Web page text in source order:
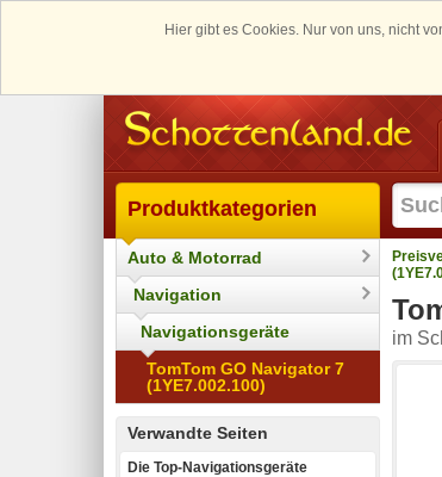
Hier gibt es Cookies. Nur von uns, nicht
Produktkategorien
Auto & Motorrad
Navigation
Navigationsgeräte
TomTom GO Navigator 7
(1YE7.002.100)
Verwandte Seiten
Die Top-Navigationsgeräte
im